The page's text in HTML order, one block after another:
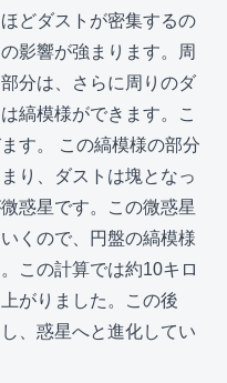
どダストが密集するの
影響が強まります。周
分は、さらに周りのダ
縞模様ができます。こ
す。 この縞模様の部分
り、ダストは塊となっ
惑星です。この微惑星
くので、円盤の縞模様
この計算では約10キロ
がりました。この後
、惑星へと進化してい